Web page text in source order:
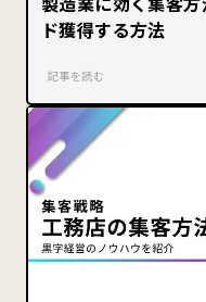
ド獲得する方法
記事を読む